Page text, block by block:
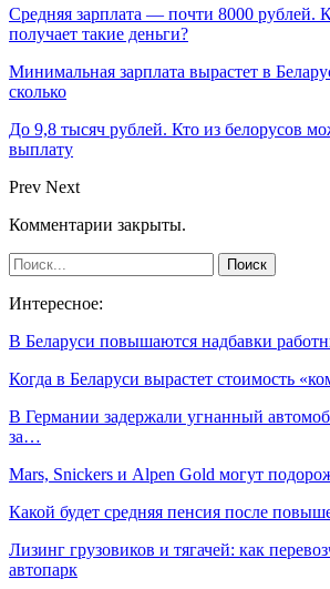
Средняя зарплата — почти 8000 рублей.
получает такие деньги?
Минимальная зарплата вырастет в
сколько
До 9,8 тысяч рублей. Кто из белорусов
выплату
Prev Next
Комментарии закрыты.
Интересное:
В Беларуси повышаются надбавки
Когда в Беларуси вырастет стоимость
В Германии задержали угнанный
за…
Mars, Snickers и Alpen Gold могут
Какой будет средняя пенсия после
Лизинг грузовиков и тягачей: как
автопарк